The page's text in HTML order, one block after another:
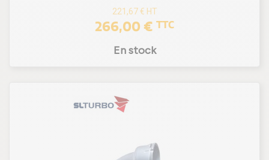
221,67 € HT
266,00 € TTC
En stock